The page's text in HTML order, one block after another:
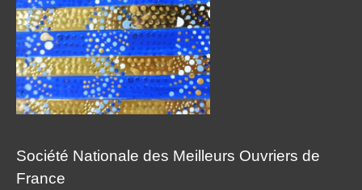
Société Nationale des Meilleurs Ouvriers de
France